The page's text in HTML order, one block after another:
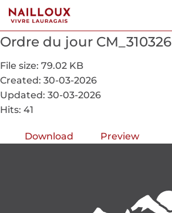
Ordre du jour CM_310326
File size: 79.02 KB
Created: 30-03-2026
Updated: 30-03-2026
Hits: 41
Download Preview